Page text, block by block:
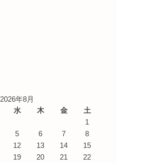
2026年8月
水 木 金
土
1
5 6 7
8
12 13 14
15
19 20 21 22